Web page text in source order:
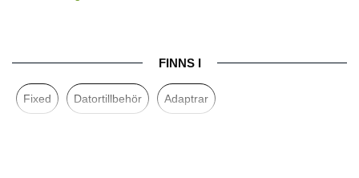
Tillverkarens art nr
FINNS I
Fixed Datortillbehör Adaptrar